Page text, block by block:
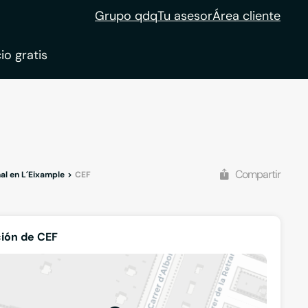
Grupo qdqTu asesorÁrea cliente
gratis
en L´Eixample CEF Compartir
de CEF